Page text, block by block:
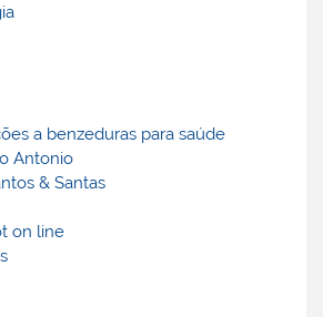
a benzeduras para saúde
Antonio
& Santas
on line